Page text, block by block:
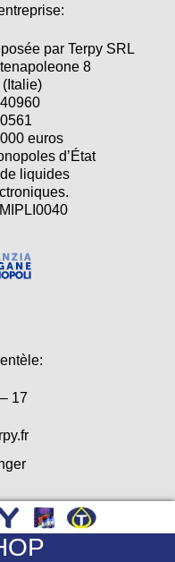
par Terpy SRL
8
euros
d’État
liquides
17